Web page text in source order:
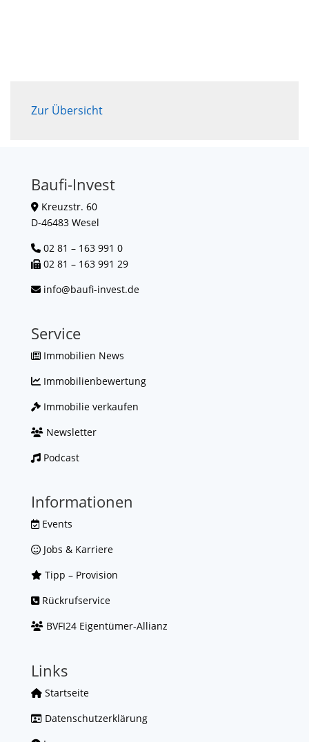
Zur Übersicht
Baufi-Invest
Kreuzstr. 60
D-46483 Wesel
02 81 – 163 991 0
02 81 – 163 991 29
info@baufi-invest.de
Service
Immobilien News
Immobilienbewertung
Immobilie verkaufen
Newsletter
Podcast
Informationen
Events
Jobs & Karriere
Tipp – Provision
Rückrufservice
BVFI24 Eigentümer-Allianz
Links
Startseite
Datenschutzerklärung